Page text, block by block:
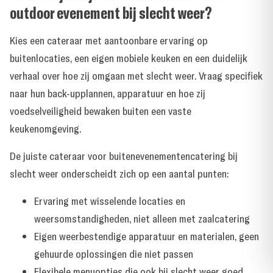
outdoor evenement bij slecht weer?
Kies een cateraar met aantoonbare ervaring op
buitenlocaties, een eigen mobiele keuken en een duidelijk
verhaal over hoe zij omgaan met slecht weer. Vraag specifiek
naar hun back-upplannen, apparatuur en hoe zij
voedselveiligheid bewaken buiten een vaste
keukenomgeving.
De juiste cateraar voor buitenevenementencatering bij
slecht weer onderscheidt zich op een aantal punten:
Ervaring met wisselende locaties en
weersomstandigheden, niet alleen met zaalcatering
Eigen weerbestendige apparatuur en materialen, geen
gehuurde oplossingen die niet passen